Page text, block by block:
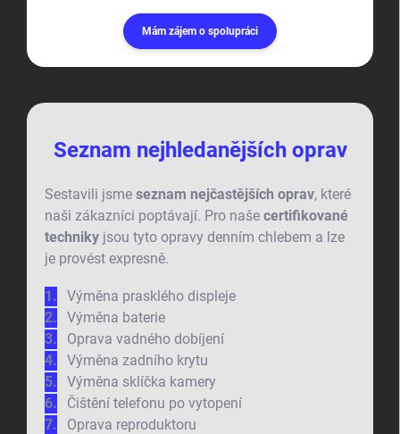
Mám zájem o spolupráci
Seznam nejhledanějších oprav
Sestavili jsme seznam nejčastějších oprav, které
naši zákazníci poptávají. Pro naše certifikované
techniky jsou tyto opravy denním chlebem a lze
je provést expresně.
Výměna prasklého displeje
Výměna baterie
Oprava vadného dobíjení
Výměna zadního krytu
Výměna sklíčka kamery
Čištění telefonu po vytopení
Oprava reproduktoru